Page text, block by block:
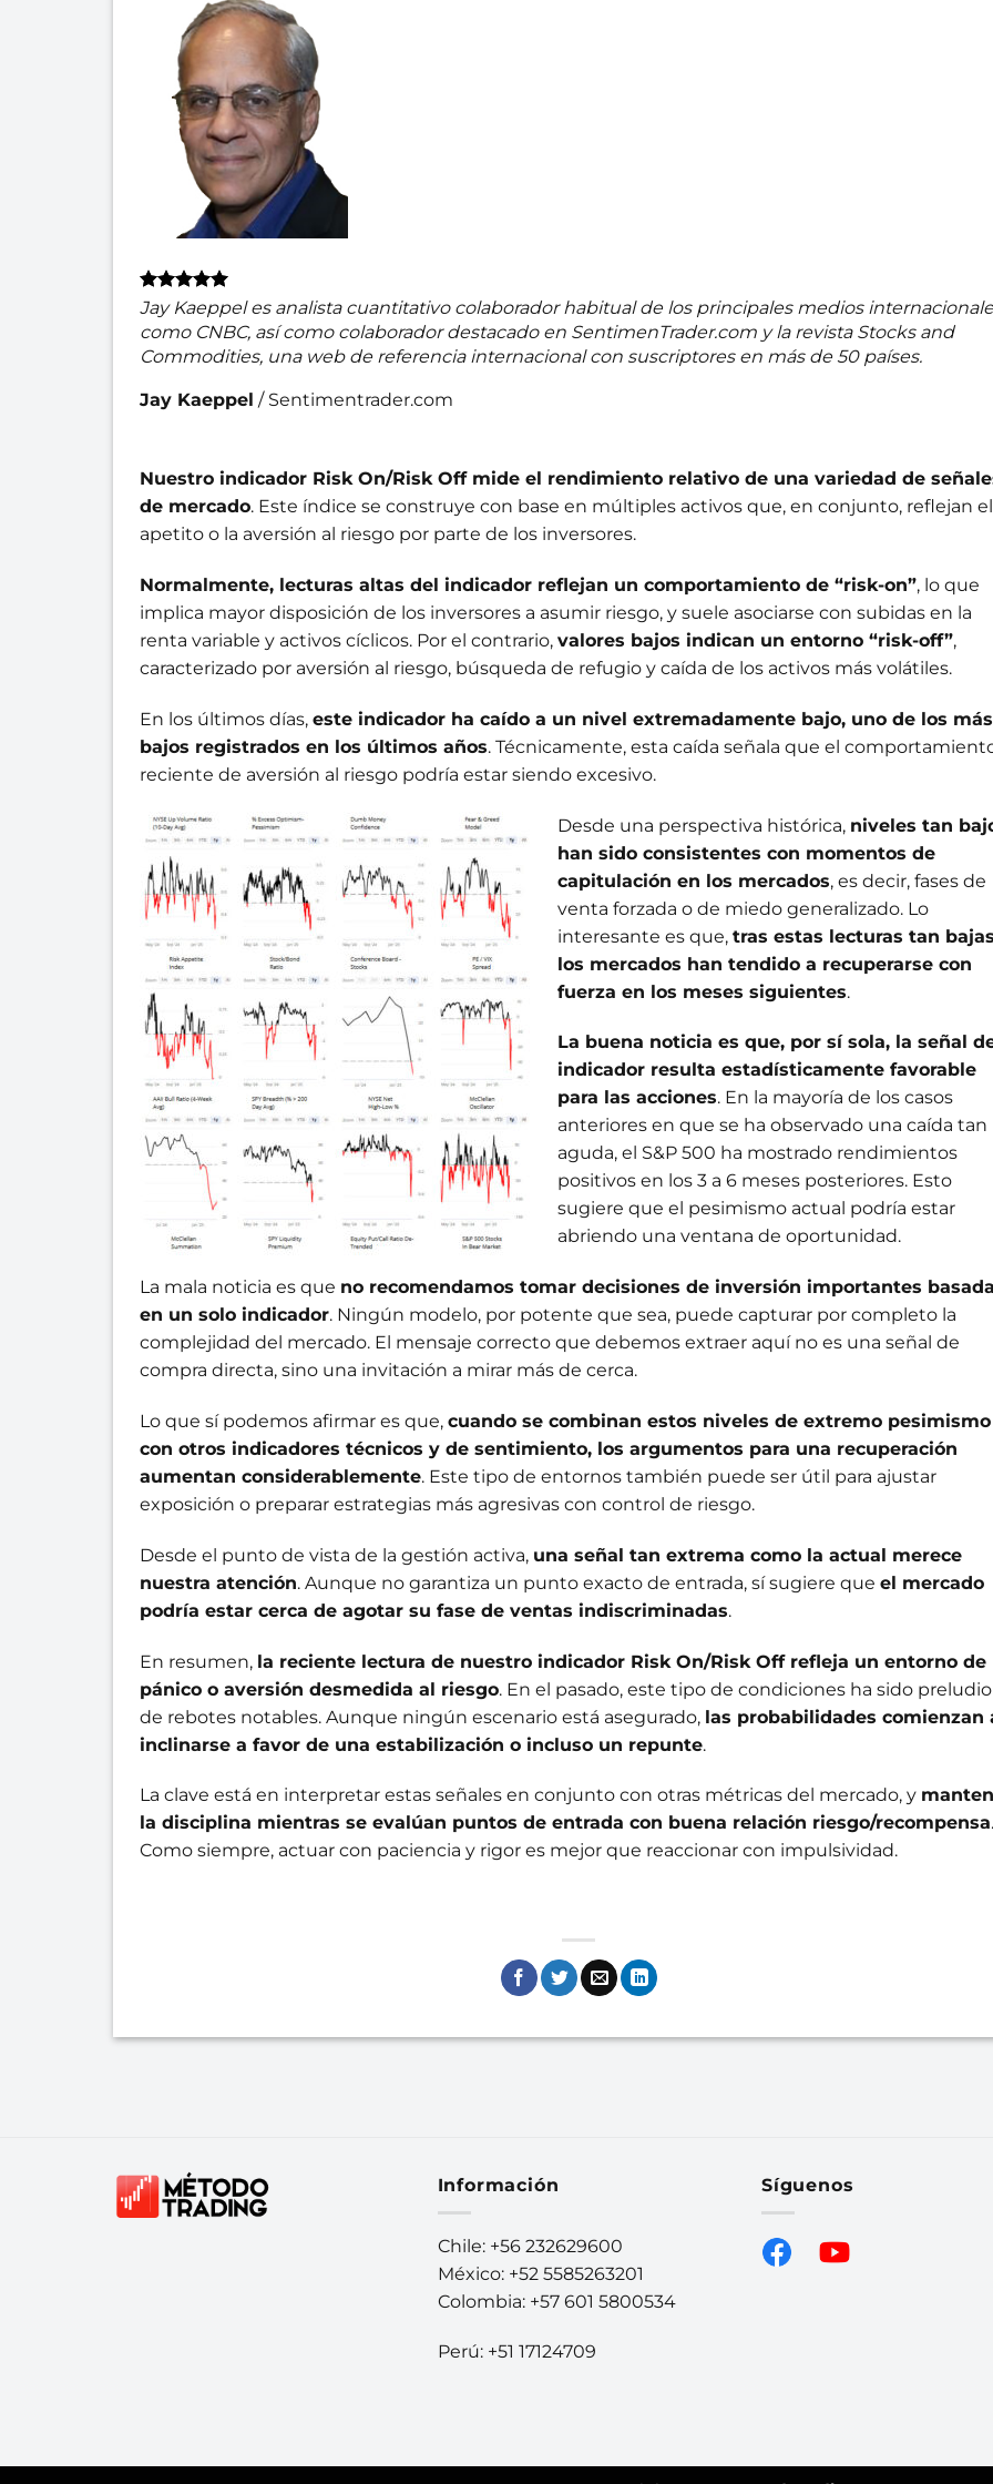
Jay Kaeppel es analista cuantitativo colaborador habitual de los principales medios
como CNBC, así como colaborador destacado en SentimenTrader.com y la revista Stocks and
Commodities, una web de referencia internacional con suscriptores en más de 50 países.
Jay Kaeppel / Sentimentrader.com
Nuestro indicador Risk On/Risk Off mide el rendimiento relativo de una variedad de
de mercado. Este índice se construye con base en múltiples activos que, en conjunto, reflejan el
apetito o la aversión al riesgo por parte de los inversores.
Normalmente, lecturas altas del indicador reflejan un comportamiento de “risk-on”, lo que
implica mayor disposición de los inversores a asumir riesgo, y suele asociarse con subidas en la
renta variable y activos cíclicos. Por el contrario, valores bajos indican un entorno “risk-off”,
caracterizado por aversión al riesgo, búsqueda de refugio y caída de los activos más volátiles.
En los últimos días, este indicador ha caído a un nivel extremadamente bajo, uno de los más
bajos registrados en los últimos años. Técnicamente, esta caída señala que el
reciente de aversión al riesgo podría estar siendo excesivo.
Desde una perspectiva histórica, niveles tan
han sido consistentes con momentos de
capitulación en los mercados, es decir, fases de
venta forzada o de miedo generalizado. Lo
interesante es que, tras estas lecturas tan
los mercados han tendido a recuperarse con
fuerza en los meses siguientes.
La buena noticia es que, por sí sola, la señal
indicador resulta estadísticamente favorable
para las acciones. En la mayoría de los casos
anteriores en que se ha observado una caída tan
aguda, el S&P 500 ha mostrado rendimientos
positivos en los 3 a 6 meses posteriores. Esto
sugiere que el pesimismo actual podría estar
abriendo una ventana de oportunidad.
La mala noticia es que no recomendamos tomar decisiones de inversión importantes
en un solo indicador. Ningún modelo, por potente que sea, puede capturar por completo la
complejidad del mercado. El mensaje correcto que debemos extraer aquí no es una señal de
compra directa, sino una invitación a mirar más de cerca.
Lo que sí podemos afirmar es que, cuando se combinan estos niveles de extremo pesimismo
con otros indicadores técnicos y de sentimiento, los argumentos para una recuperación
aumentan considerablemente. Este tipo de entornos también puede ser útil para ajustar
exposición o preparar estrategias más agresivas con control de riesgo.
Desde el punto de vista de la gestión activa, una señal tan extrema como la actual merece
nuestra atención. Aunque no garantiza un punto exacto de entrada, sí sugiere que el mercado
podría estar cerca de agotar su fase de ventas indiscriminadas.
En resumen, la reciente lectura de nuestro indicador Risk On/Risk Off refleja un entorno de
pánico o aversión desmedida al riesgo. En el pasado, este tipo de condiciones ha sido preludio
de rebotes notables. Aunque ningún escenario está asegurado, las probabilidades comienzan
inclinarse a favor de una estabilización o incluso un repunte.
La clave está en interpretar estas señales en conjunto con otras métricas del mercado, y
la disciplina mientras se evalúan puntos de entrada con buena relación riesgo/recompensa.
Como siempre, actuar con paciencia y rigor es mejor que reaccionar con impulsividad.
Información
Chile: +56 232629600
México: +52 5585263201
Colombia: +57 601 5800534
Perú: +51 17124709
Síguenos